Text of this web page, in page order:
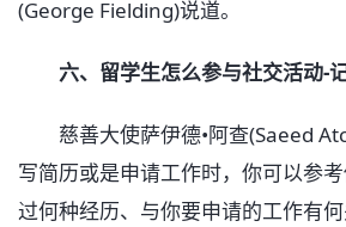
(George Fielding)说道。
六、留学生怎么参与社交活动-
慈善大使萨伊德•阿查(Saeed
写简历或是申请工作时，你可以参
过何种经历、与你要申请的工作有